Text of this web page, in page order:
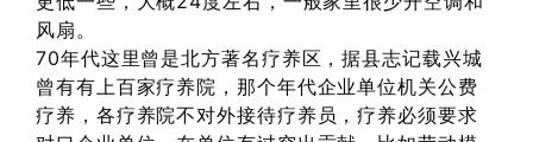
风扇。
70年代这里曾是北方著名疗养区，据县志记载兴城
曾有有上百家疗养院，那个年代企业单位机关公费
疗养，各疗养院不对外接待疗养员，疗养必须要求